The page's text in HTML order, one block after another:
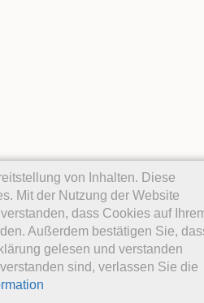
von Inhalten. Diese
Mit der Nutzung der Website
dass Cookies auf
Außerdem bestätigen Sie,
gelesen und verstanden
sind, verlassen Sie die